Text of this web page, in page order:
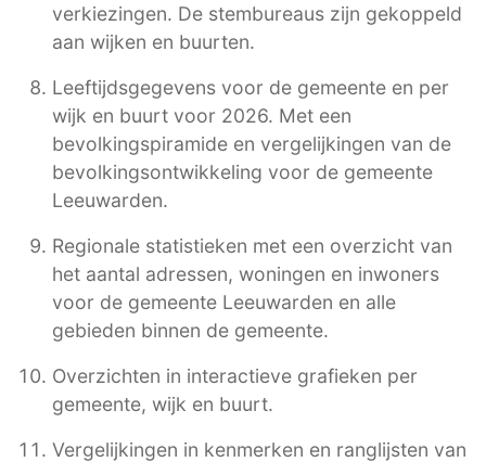
verkiezingen. De stembureaus zijn gekoppeld
aan wijken en buurten.
Leeftijdsgegevens voor de gemeente en per
wijk en buurt voor 2026. Met een
bevolkingspiramide en vergelijkingen van de
bevolkingsontwikkeling voor de gemeente
Leeuwarden.
Regionale statistieken met een overzicht van
het aantal adressen, woningen en inwoners
voor de gemeente Leeuwarden en alle
gebieden binnen de gemeente.
Overzichten in interactieve grafieken per
gemeente, wijk en buurt.
Vergelijkingen in kenmerken en ranglijsten van